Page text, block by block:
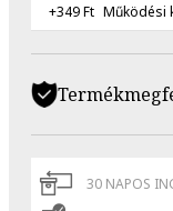
+349 Ft Működési
30 NAPOS